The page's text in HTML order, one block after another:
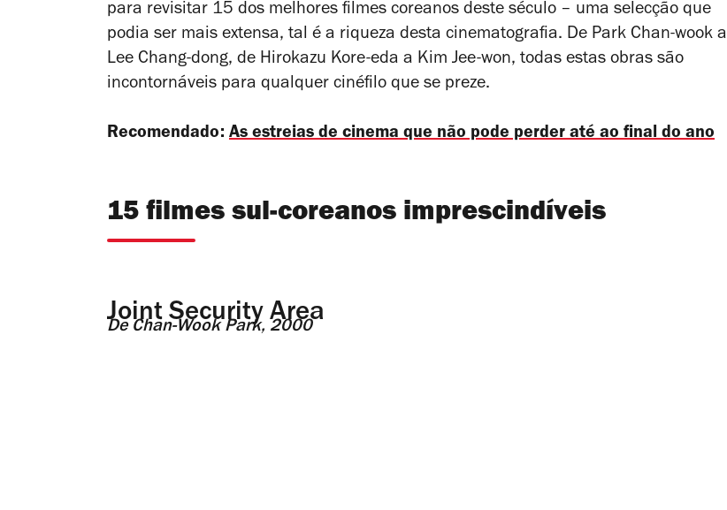
para revisitar 15 dos melhores filmes coreanos deste século – uma selecção que
podia ser mais extensa, tal é a riqueza desta cinematografia. De Park Chan-wook a
Lee Chang-dong, de Hirokazu Kore-eda a Kim Jee-won, todas estas obras são
incontornáveis para qualquer cinéfilo que se preze.
Recomendado: As estreias de cinema que não pode perder até ao final do ano
15 filmes sul-coreanos imprescindíveis
Joint Security Area
De Chan-Wook Park, 2000